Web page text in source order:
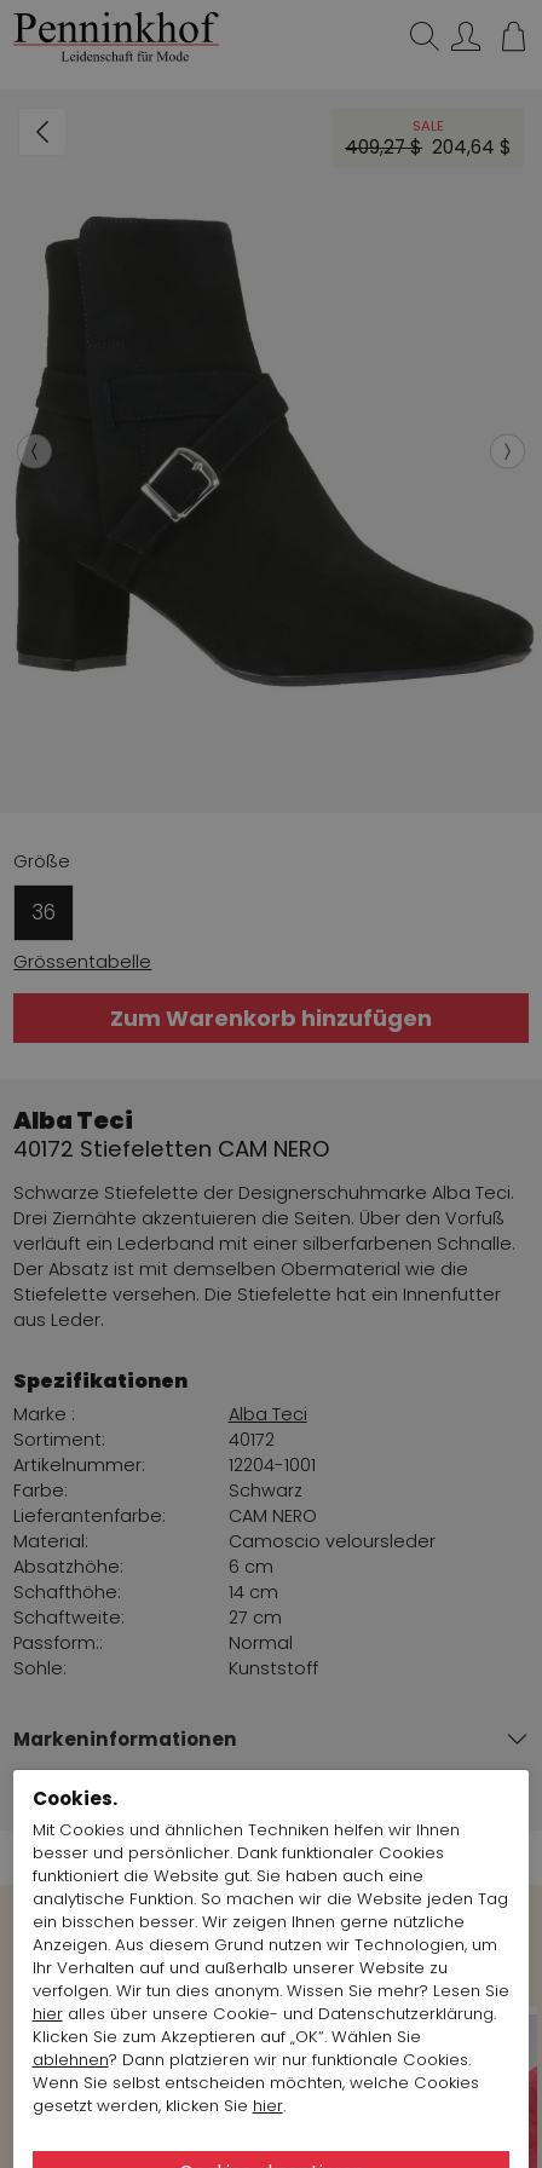
SALE
409,27 $ 204,64 $
Größe
36
Grössentabelle
Zum Warenkorb hinzufügen
Alba Teci
40172 Stiefeletten CAM NERO
Schwarze Stiefelette der Designerschuhmarke Alba Teci.
Drei Ziernähte akzentuieren die Seiten. Über den Vorfuß
verläuft ein Lederband mit einer silberfarbenen Schnalle.
Der Absatz ist mit demselben Obermaterial wie die
Stiefelette versehen. Die Stiefelette hat ein Innenfutter
aus Leder.
Spezifikationen
Marke :
Alba Teci
Sortiment:
40172
Artikelnummer:
12204-1001
Farbe:
Schwarz
Lieferantenfarbe:
CAM NERO
Material:
Camoscio veloursleder
Absatzhöhe:
6 cm
Schafthöhe:
14 cm
Schaftweite:
27 cm
Passform::
Normal
Sohle:
Kunststoff
Markeninformationen
Versandinformationen
Shop the Look
Cookies.
Mit Cookies und ähnlichen Techniken helfen wir Ihnen
besser und persönlicher. Dank funktionaler Cookies
funktioniert die Website gut. Sie haben auch eine
analytische Funktion. So machen wir die Website jeden Tag
ein bisschen besser. Wir zeigen Ihnen gerne nützliche
Anzeigen. Aus diesem Grund nutzen wir Technologien, um
Ihr Verhalten auf und außerhalb unserer Website zu
verfolgen. Wir tun dies anonym. Wissen Sie mehr? Lesen Sie
hieralles über unsere Cookie- und Datenschutzerklärung.
Klicken Sie zum Akzeptieren auf „OK“. Wählen Sie
ablehnen? Dann platzieren wir nur funktionale Cookies.
Wenn Sie selbst entscheiden möchten, welche Cookies
gesetzt werden, klicken Sie hier.